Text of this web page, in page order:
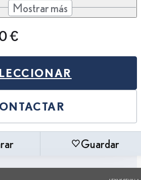
Mostrar más
€
Guardar